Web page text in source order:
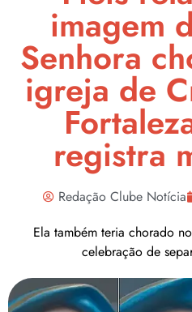
imagem
Senhora
igreja de
registra
Redação Clube Notícia
Ela também teria chorado
celebração de